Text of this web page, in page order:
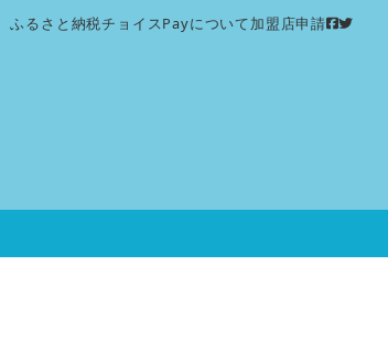
ふるさと納税チョイスPayについて加盟店申請